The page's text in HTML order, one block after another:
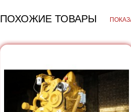
ПОХОЖИЕ ТОВАРЫ